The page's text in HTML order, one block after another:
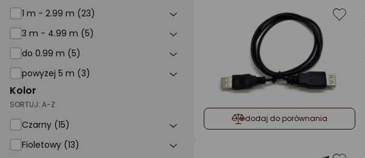
1 m - 2.99 m (23)
3 m - 4.99 m (5)
do 0.99 m (5)
powyżej 5 m (3)
Kolor
SORTUJ: A-Z
Czarny (15)
Fioletowy (13)
dodaj do porównania